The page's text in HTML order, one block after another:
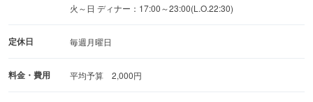
火～日 ディナー：17:00～23:00(L.O.22:30)
定休日 毎週月曜日
料金・費用 平均予算 2,000円